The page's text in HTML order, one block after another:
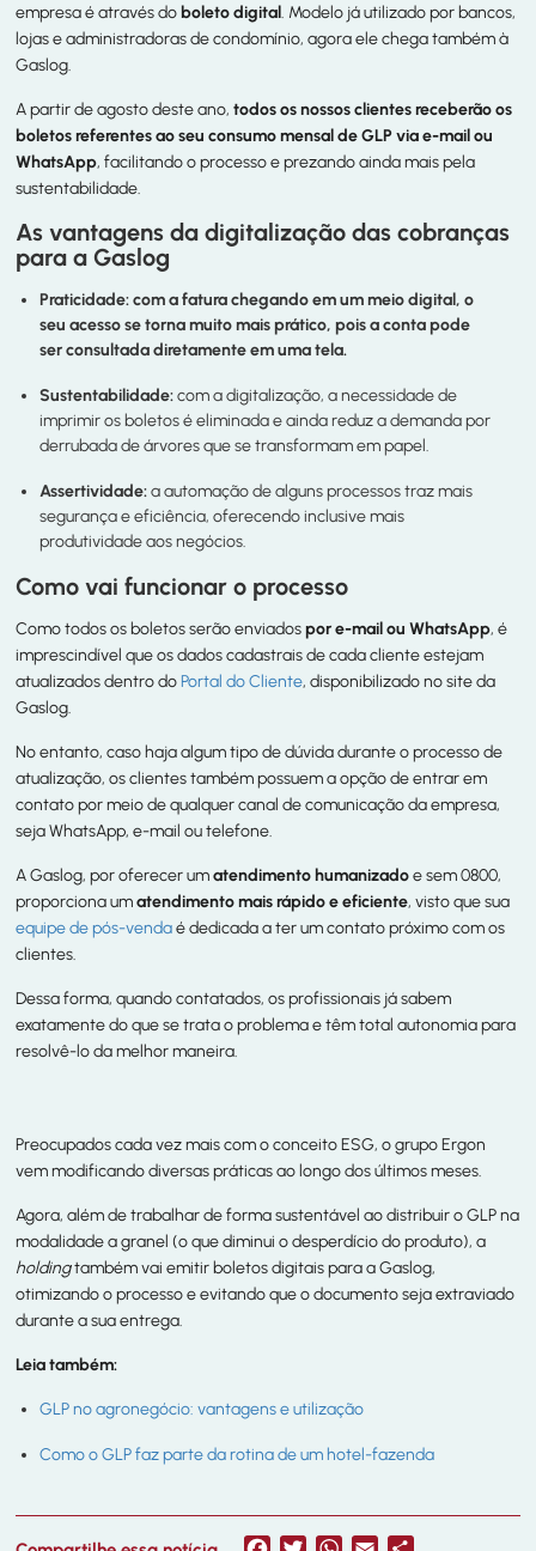
empresa é através do boleto digital. Modelo já utilizado por bancos,
lojas e administradoras de condomínio, agora ele chega também à
Gaslog.
A partir de agosto deste ano, todos os nossos clientes receberão os
boletos referentes ao seu consumo mensal de GLP via e-mail ou
WhatsApp, facilitando o processo e prezando ainda mais pela
sustentabilidade.
As vantagens da digitalização das cobranças
para a Gaslog
Praticidade:com a fatura chegando em um meio digital, o
seu acesso se torna muito mais prático, pois a conta pode
ser consultada diretamente em uma tela.
Sustentabilidade: com a digitalização, a necessidade de
imprimir os boletos é eliminada e ainda reduz a demanda por
derrubada de árvores que se transformam em papel.
Assertividade:a automação de alguns processos traz mais
segurança e eficiência, oferecendo inclusive mais
produtividade aos negócios.
Como vai funcionar o processo
Como todos os boletos serão enviadospor e-mail ou WhatsApp, é
imprescindível que os dados cadastrais de cada cliente estejam
atualizados dentro doPortal do Cliente, disponibilizado no site da
Gaslog.
No entanto, caso haja algum tipo de dúvida durante o processo de
atualização, os clientes também possuem a opção de entrar em
contato por meio de qualquer canal de comunicação da empresa,
seja WhatsApp, e-mail ou telefone.
A Gaslog, por oferecer umatendimento humanizadoe sem 0800,
proporciona umatendimento mais rápido e eficiente, visto que sua
equipe de pós-vendaé dedicada a ter um contato próximo com os
clientes.
Dessa forma, quando contatados, os profissionais já sabem
exatamente do que se trata o problema e têm total autonomia para
resolvê-lo da melhor maneira.
Preocupados cada vez mais com o conceito ESG, o grupo Ergon
vem modificando diversas práticas ao longo dos últimos meses.
Agora, além de trabalhar de forma sustentável ao distribuir o GLP na
modalidade a granel (o que diminui o desperdício do produto), a
holdingtambém vai emitir boletos digitais para a Gaslog,
otimizando o processo e evitando que o documento seja extraviado
durante a sua entrega.
Leia também:
GLP no agronegócio: vantagens e utilização
Como o GLP faz parte da rotina de um hotel-fazenda